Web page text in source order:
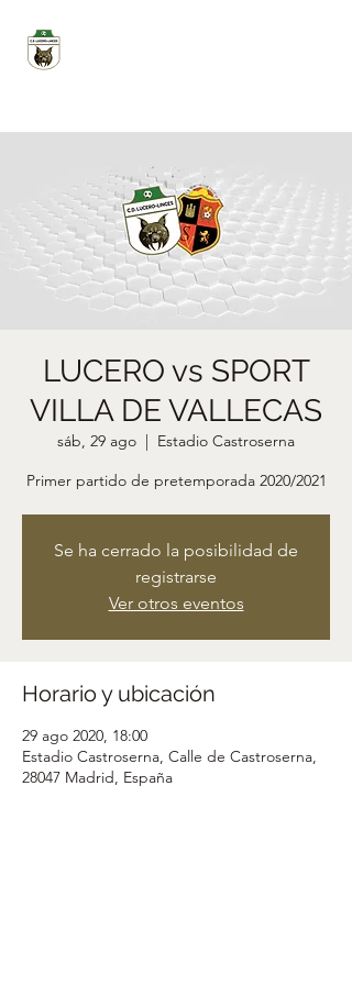
LUCERO vs SPORT
VILLA DE VALLECAS
sáb, 29 ago
  |
Estadio Castroserna
Primer partido de pretemporada 2020/2021
Se ha cerrado la posibilidad de
registrarse
Ver otros eventos
Horario y ubicación
29 ago 2020, 18:00
Estadio Castroserna, Calle de Castroserna,
28047 Madrid, España